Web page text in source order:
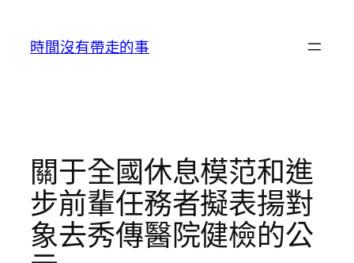
時間沒有帶走的事
關于全國休息模范和進
步前輩任務者擬表揚對
象去秀傳醫院健檢的公